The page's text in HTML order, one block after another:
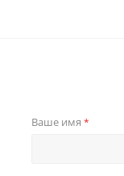
Ваше имя *